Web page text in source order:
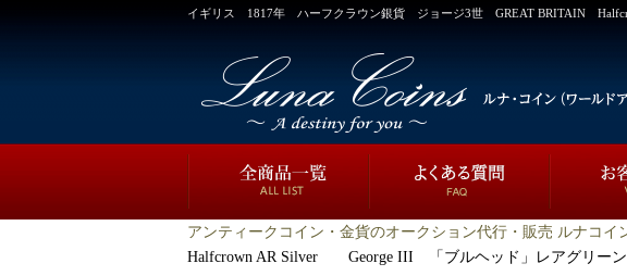
イギリス 1817年 ハーフクラウン銀貨 ジョージ3世 GREAT BRITAIN
アンティークコイン・金貨のオークション代行・販売 ルナコイ
Halfcrown AR Silver George III 「ブルヘッド」レアグリー